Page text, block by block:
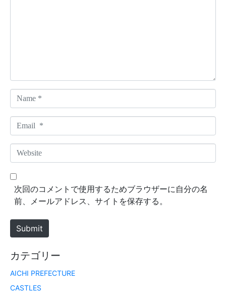
a
m
*
m
a
*
W
e
b
e
次回のコメントで使用するためブラウザーに自分の名
前、メールアドレス、サイトを保存する。
Submit
カテゴリー
AICHI PREFECTURE
CASTLES